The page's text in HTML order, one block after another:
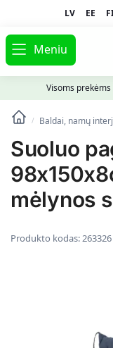
LV EE
Meniu
Visoms
/ Baldai, namų
Suoluo
mėlynos
Produkto kodas:263326